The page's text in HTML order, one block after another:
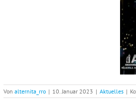
Von alternita_rro | 10. Januar 2023 | Aktuelles |